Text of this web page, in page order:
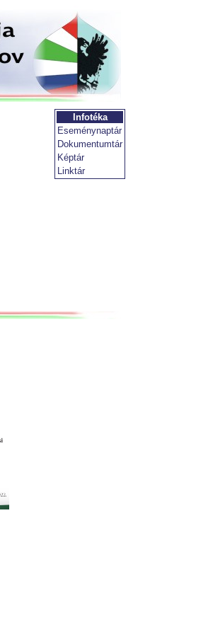
Infotéka
Eseménynaptár
Dokumentumtár
Képtár
Linktár